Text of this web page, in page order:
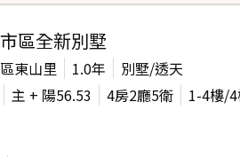
區全新別墅
東山里 1.0年
別墅/透天
主 + 陽56.53 4房2廳5衛 1-4樓/4